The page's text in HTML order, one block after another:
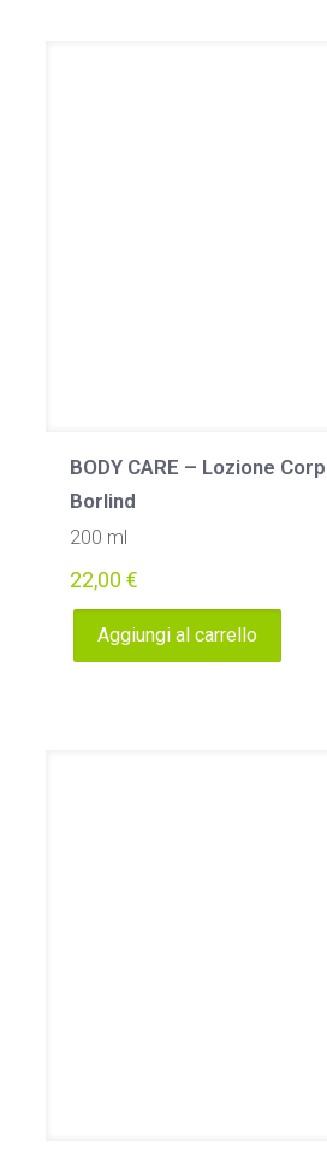
BODY CARE – Lozione
Borlind
200 ml
22,00 €
Aggiungi al carrello